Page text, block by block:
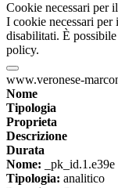
Cookie necessari per
I cookie necessari per
disabilitati. È
policy.
www.veronese-
Nome
Tipologia
Proprieta
Descrizione
Durata
Nome: _pk_id.1.e39e
Tipologia: analitico